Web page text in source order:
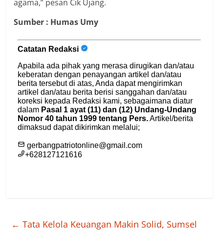
agama,” pesan Cik Ujang.
Sumber : Humas Umy
← Tata Kelola Keuangan Makin Solid, Sumsel